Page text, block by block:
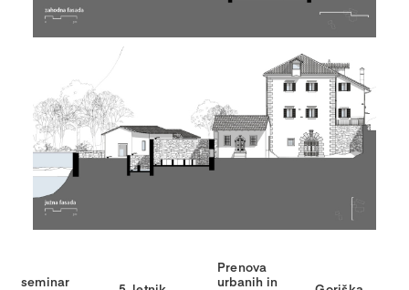
seminar
Prenova
urbanih in